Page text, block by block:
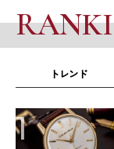
トレンド
1